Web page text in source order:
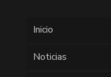
Inicio
Noticias